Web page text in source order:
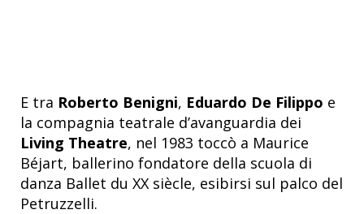
E tra Roberto Benigni, Eduardo De Filippo e
la compagnia teatrale d’avanguardia dei
Living Theatre, nel 1983 toccò a Maurice
Béjart, ballerino fondatore della scuola di
danza Ballet du XX siècle, esibirsi sul palco del
Petruzzelli.